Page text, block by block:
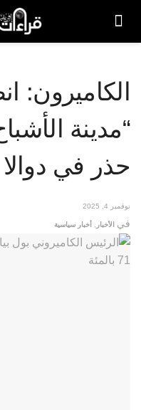
الكاميرون:
“مدينة
حذر في دوالا
نوفمبر 4, 2025
في الأخبار أخبار سياسية